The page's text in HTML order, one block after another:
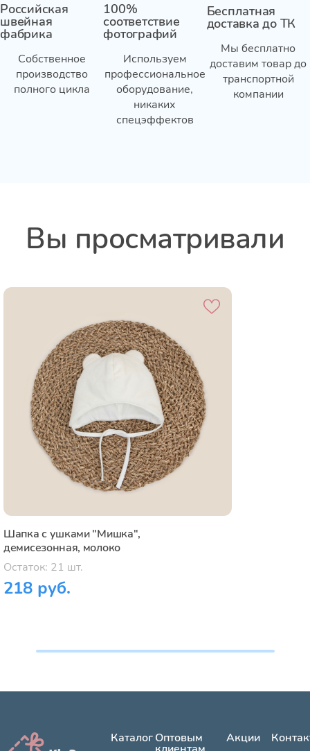
Российская
швейная
фабрика
Собственное
производство
полного цикла
100%
соответствие
фотографий
Используем
профессиональное
оборудование,
никаких
спецэффектов
Бесплатная
доставка до ТК
Мы бесплатно
доставим товар до
транспортной
компании
Вы просматривали
Шапка с ушками "Мишка",
демисезонная, молоко
Остаток: 21 шт.
218 руб.
КаталогОптовым Акции